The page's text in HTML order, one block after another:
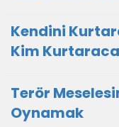
Kendini
Kim
Terör
Oynamak